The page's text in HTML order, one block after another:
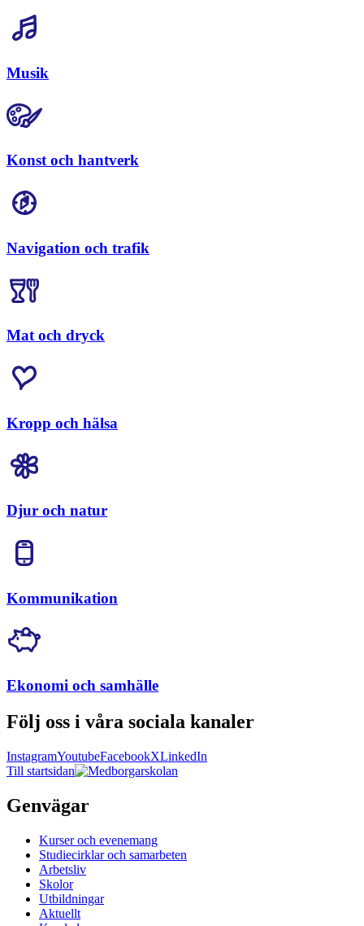
Musik
Konst och hantverk
Navigation och trafik
Mat och dryck
Kropp och hälsa
Djur och natur
Kommunikation
Ekonomi och samhälle
Följ oss i våra sociala kanaler
InstagramYoutubeFacebookXLinkedIn
Till startsidan
Genvägar
Kurser och evenemang
Studiecirklar och samarbeten
Arbetsliv
Skolor
Utbildningar
Aktuellt